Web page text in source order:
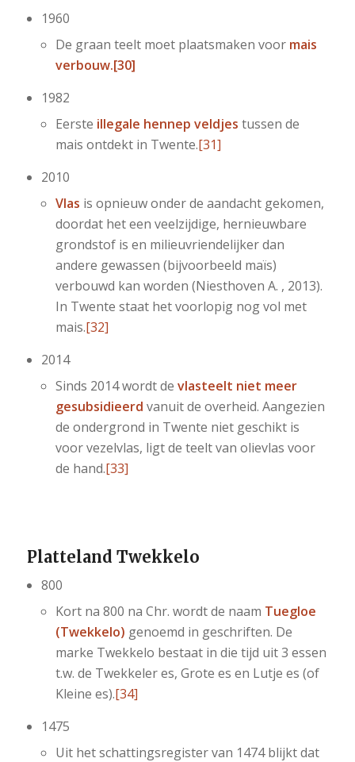
1960
De graan teelt moet plaatsmaken voor mais
verbouw.[30]
1982
Eerste illegale hennep veldjes tussen de
mais ontdekt in Twente.[31]
2010
Vlas is opnieuw onder de aandacht gekomen,
doordat het een veelzijdige, hernieuwbare
grondstof is en milieuvriendelijker dan
andere gewassen (bijvoorbeeld maïs)
verbouwd kan worden (Niesthoven A. , 2013).
In Twente staat het voorlopig nog vol met
mais.[32]
2014
Sinds 2014 wordt de vlasteelt niet meer
gesubsidieerd vanuit de overheid. Aangezien
de ondergrond in Twente niet geschikt is
voor vezelvlas, ligt de teelt van olievlas voor
de hand.[33]
Platteland Twekkelo
800
Kort na 800 na Chr. wordt de naam Tuegloe
(Twekkelo) genoemd in geschriften. De
marke Twekkelo bestaat in die tijd uit 3 essen
t.w. de Twekkeler es, Grote es en Lutje es (of
Kleine es).[34]
1475
Uit het schattingsregister van 1474 blijkt dat